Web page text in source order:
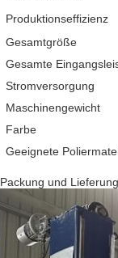
Produktionseffizienz
Gesamtgröße
Gesamte
Stromversorgung
Maschinengewicht
Farbe
Geeignete
Packung und